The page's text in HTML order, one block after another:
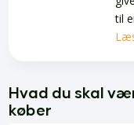
til
Hvad du skal
køber